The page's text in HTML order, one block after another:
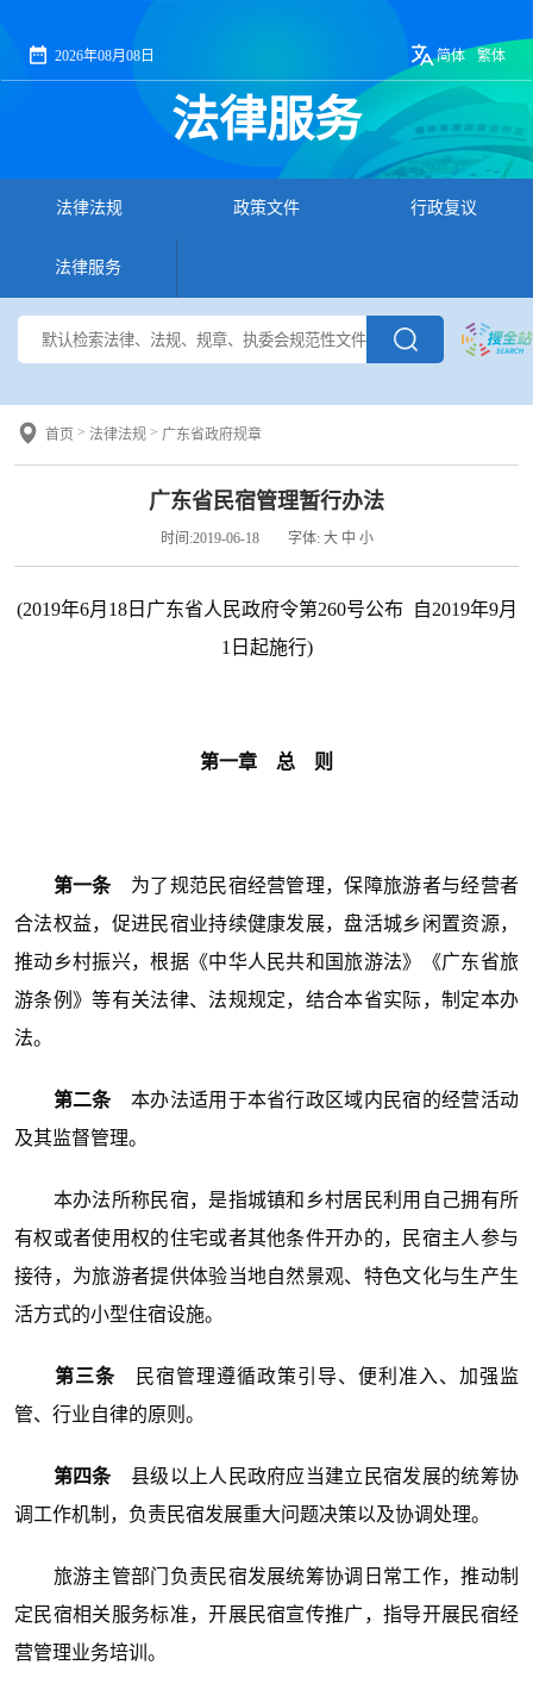
法律服务
2026年08月08日 简体 繁体
法律法规 政策文件 行政复议
法律服务
首页 > 法律法规 > 广东省政府规章
广东省民宿管理暂行办法
时间:2019-06-18 字体: 大 中 小
(2019年6月18日广东省人民政府令第260号公布 自2019年9月
1日起施行)
第一章 总 则
第一条为了规范民宿经营管理，保障旅游者与经营者
合法权益，促进民宿业持续健康发展，盘活城乡闲置资源，
推动乡村振兴，根据《中华人民共和国旅游法》《广东省旅
游条例》等有关法律、法规规定，结合本省实际，制定本办
法。
第二条本办法适用于本省行政区域内民宿的经营活动
及其监督管理。
本办法所称民宿，是指城镇和乡村居民利用自己拥有所
有权或者使用权的住宅或者其他条件开办的，民宿主人参与
接待，为旅游者提供体验当地自然景观、特色文化与生产生
活方式的小型住宿设施。
第三条 民宿管理遵循政策引导、便利准入、加强监
管、行业自律的原则。
第四条县级以上人民政府应当建立民宿发展的统筹协
调工作机制，负责民宿发展重大问题决策以及协调处理。
旅游主管部门负责民宿发展统筹协调日常工作，推动制
定民宿相关服务标准，开展民宿宣传推广，指导开展民宿经
营管理业务培训。